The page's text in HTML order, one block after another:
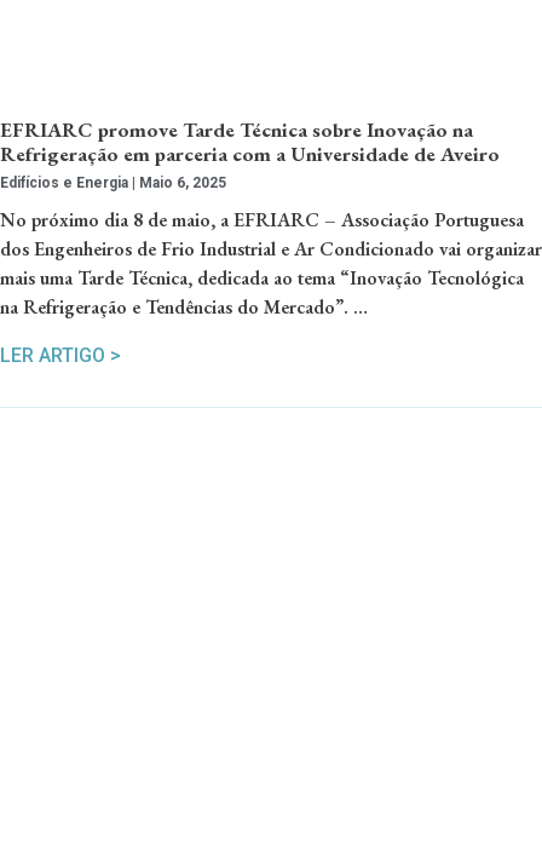
EFRIARC promove Tarde Técnica sobre Inovação na
Refrigeração em parceria com a Universidade de Aveiro
Edifícios e Energia Maio 6, 2025
No próximo dia 8 de maio, a EFRIARC – Associação Portuguesa
dos Engenheiros de Frio Industrial e Ar Condicionado vai organizar
mais uma Tarde Técnica, dedicada ao tema “Inovação Tecnológica
na Refrigeração e Tendências do Mercado”. …
LER ARTIGO >